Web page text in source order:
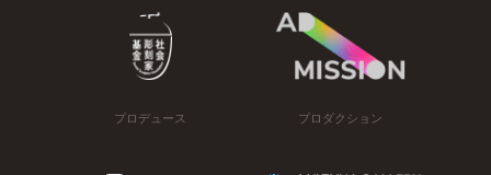
プロデュース プロダクション